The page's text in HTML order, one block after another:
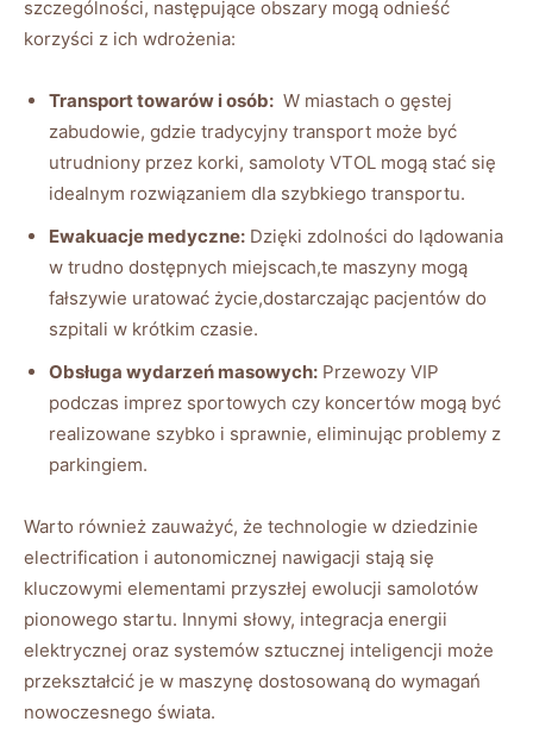
szczególności,⁢ następujące obszary mogą⁤ odnieść
korzyści z ⁤ich wdrożenia:
Transport towarów i osób: ‍ W ‍miastach o gęstej
zabudowie,⁤ gdzie tradycyjny transport może być
utrudniony przez korki, samoloty VTOL mogą ⁣stać się
idealnym rozwiązaniem dla szybkiego transportu.
Ewakuacje medyczne: Dzięki zdolności ‍do lądowania
w trudno dostępnych miejscach,te ⁤maszyny mogą‍
fałszywie uratować życie,dostarczając pacjentów ⁣do
szpitali w krótkim‍ czasie.
Obsługa wydarzeń masowych: Przewozy VIP
podczas ​imprez sportowych czy koncertów mogą ‌być
realizowane szybko i sprawnie, eliminując problemy z
parkingiem.
Warto ⁣również zauważyć,‍ że technologie w dziedzinie
electrification ‌i autonomicznej nawigacji stają się
kluczowymi elementami‍ przyszłej⁤ ewolucji samolotów
pionowego⁤ startu. Innymi słowy, integracja energii
elektrycznej oraz‌ systemów​ sztucznej inteligencji ⁣może
przekształcić je w maszynę ‌dostosowaną do wymagań
nowoczesnego świata.